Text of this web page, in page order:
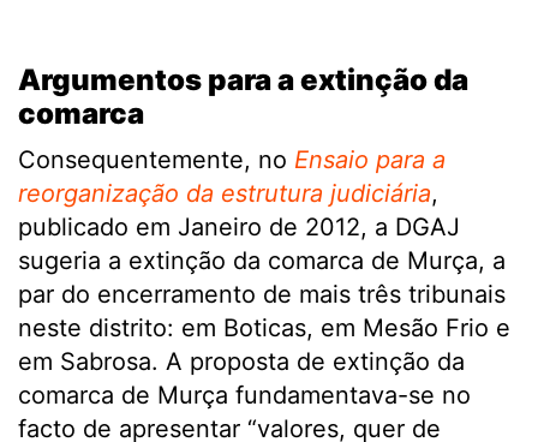
Argumentos para a extinção da
comarca
Consequentemente, no Ensaio para a
reorganização da estrutura judiciária,
publicado em Janeiro de 2012, a DGAJ
sugeria a extinção da comarca de Murça, a
par do encerramento de mais três tribunais
neste distrito: em Boticas, em Mesão Frio e
em Sabrosa. A proposta de extinção da
comarca de Murça fundamentava-se no
facto de apresentar “valores, quer de